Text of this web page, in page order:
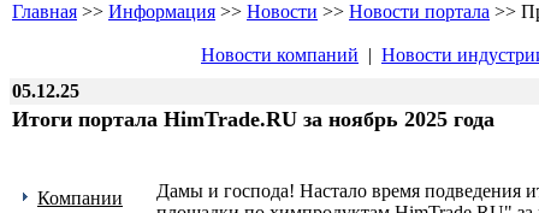
Главная >> Информация >> Новости >> Новости портала >>
Новости компаний | Новости
05.12.25
Итоги портала HimTrade.RU за ноябрь 2025 года
Компании
Дамы и господа! Настало время подведения